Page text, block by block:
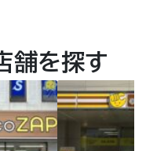
舗を探す